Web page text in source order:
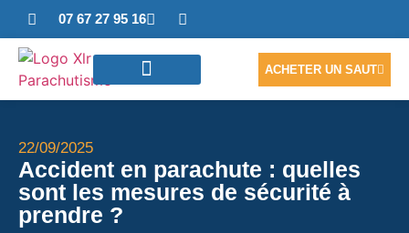
07 67 27 95 16
ACHETER UN SAUT
22/09/2025
Accident en parachute : quelles
sont les mesures de sécurité à
prendre ?